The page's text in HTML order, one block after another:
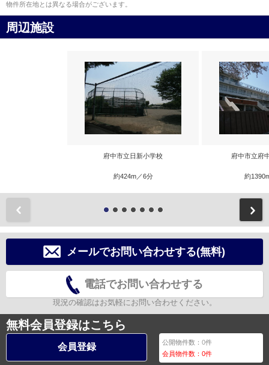
物件所在地とは異なる場合がございます。
周辺施設
府中市立日新小学校
約424m／6分
府中市立府
約
メールでお問い合わせする(無料)
電話でお問い合わせする
現況の確認はお気軽にお問い合わせください。
無料会員登録はこちら
会員登録 公開物件数：0件
会員物件数：0件